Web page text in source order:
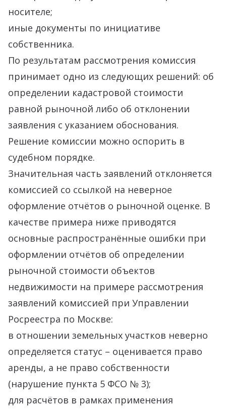
носителе;
иные документы по инициативе
собственника.
По результатам рассмотрения комиссия
принимает одно из следующих решений: об
определении кадастровой стоимости
равной рыночной либо об отклонении
заявления с указанием обоснования.
Решение комиссии можно оспорить в
судебном порядке.
Значительная часть заявлений отклоняется
комиссией со ссылкой на неверное
оформление отчётов о рыночной оценке. В
качестве примера ниже приводятся
основные распространённые ошибки при
оформлении отчётов об определении
рыночной стоимости объектов
недвижимости на примере рассмотрения
заявлений комиссией при Управлении
Росреестра по Москве:
в отношении земельных участков неверно
определяется статус – оценивается право
аренды, а не право собственности
(нарушение пункта 5 ФСО № 3);
для расчётов в рамках применения